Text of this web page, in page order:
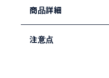
商品詳細
注意点